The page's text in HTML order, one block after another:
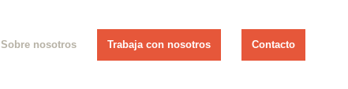
Sobre nosotros Trabaja con nosotros Contacto